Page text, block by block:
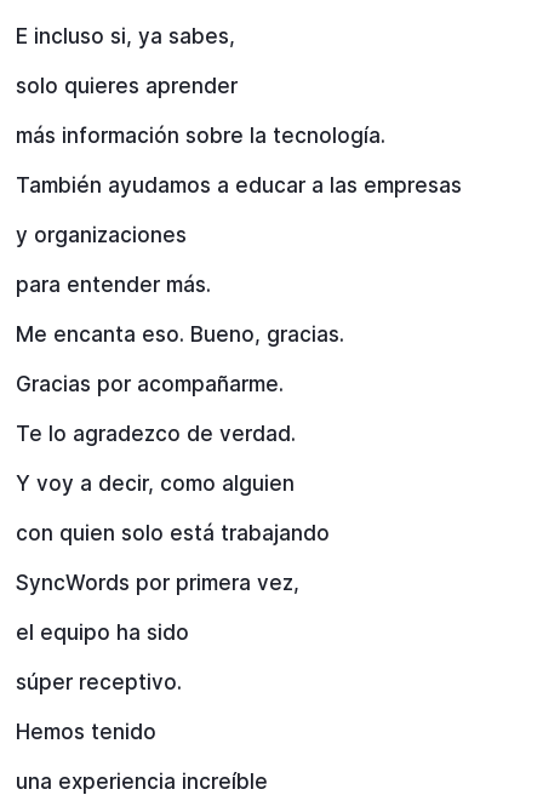
E incluso si, ya sabes,
solo quieres aprender
más información sobre la tecnología.
También ayudamos a educar a las empresas
y organizaciones
para entender más.
Me encanta eso. Bueno, gracias.
Gracias por acompañarme.
Te lo agradezco de verdad.
Y voy a decir, como alguien
con quien solo está trabajando
SyncWords por primera vez,
el equipo ha sido
súper receptivo.
Hemos tenido
una experiencia increíble